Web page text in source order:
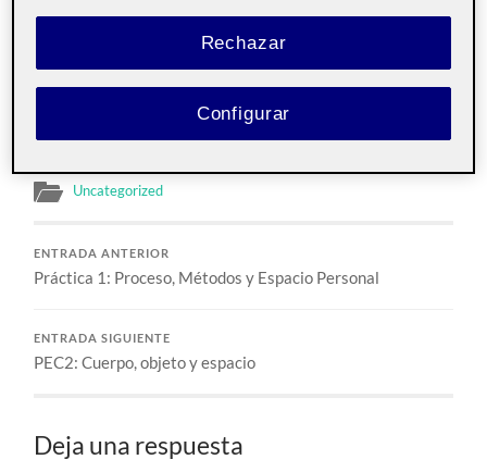
Error on kaltura services.
Práctica 1: Proceso, Métodos y Espacio Personal
Uncategorized
ENTRADA ANTERIOR
Práctica 1: Proceso, Métodos y Espacio Personal
ENTRADA SIGUIENTE
PEC2: Cuerpo, objeto y espacio
Deja una respuesta
Rechazar
Configurar